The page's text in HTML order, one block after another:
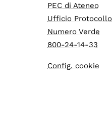
PEC di Ateneo
Ufficio Protocollo
Numero Verde
800-24-14-33
Config. cookie